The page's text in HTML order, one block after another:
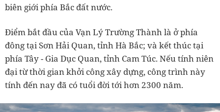
biên giới phía Bắc đất nước.
Điểm bắt đầu của Vạn Lý Trường Thành là ở phía
đông tại Sơn Hải Quan, tỉnh Hà Bắc; và kết thúc tại
phía Tây - Gia Dục Quan, tỉnh Cam Túc. Nếu tính niên
đại từ thời gian khởi công xây dựng, công trình này
tính đến nay đã có tuổi đời tới hơn 2300 năm.